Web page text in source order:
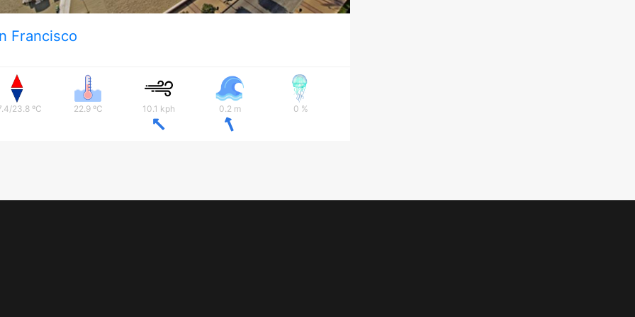
Francisco
23.8 ºC 22.9 ºC 10.1 kph 0.2 m 0 %